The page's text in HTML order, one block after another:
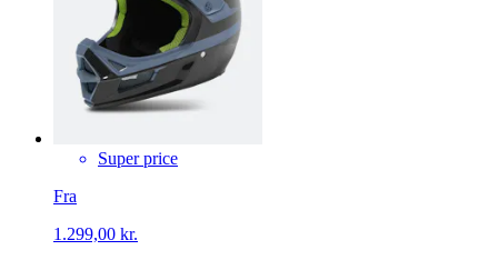
Super price
Fra
1.299,00 kr.